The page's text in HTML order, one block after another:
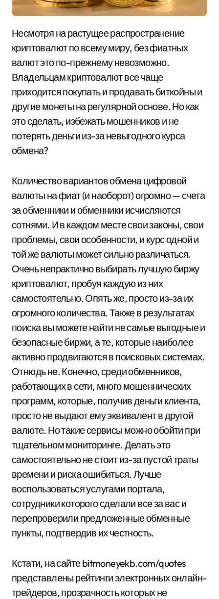
Несмотря на растущее распространение
криптовалют по всему миру, без фиатных
валют это по-прежнему невозможно.
Владельцам криптовалют все чаще
приходится покупать и продавать биткойны и
другие монеты на регулярной основе. Но как
это сделать, избежать мошенников и не
потерять деньги из-за невыгодного курса
обмена?
Количество вариантов обмена цифровой
валюты на фиат (и наоборот) огромно — счета
за обменники и обменники исчисляются
сотнями. И в каждом месте свои законы, свои
проблемы, свои особенности, и курс одной и
той же валюты может сильно различаться.
Очень непрактично выбирать лучшую биржу
криптовалют, пробуя каждую из них
самостоятельно. Опять же, просто из-за их
огромного количества. Также в результатах
поиска вы можете найти не самые выгодные и
безопасные биржи, а те, которые наиболее
активно продвигаются в поисковых системах.
Отнюдь не. Конечно, среди обменников,
работающих в сети, много мошеннических
программ, которые, получив деньги клиента,
просто не выдают ему эквивалент в другой
валюте. Но такие сервисы можно обойти при
тщательном мониторинге. Делать это
самостоятельно не стоит из-за пустой траты
времени и риска ошибиться. Лучше
воспользоваться услугами портала,
сотрудники которого сделали все за вас и
перепроверили предложенные обменные
пункты, подтвердив их честность.
Кстати, на сайте bitmoneyekb.com/quotes
представлены рейтинги электронных онлайн-
трейдеров, прозрачность которых не